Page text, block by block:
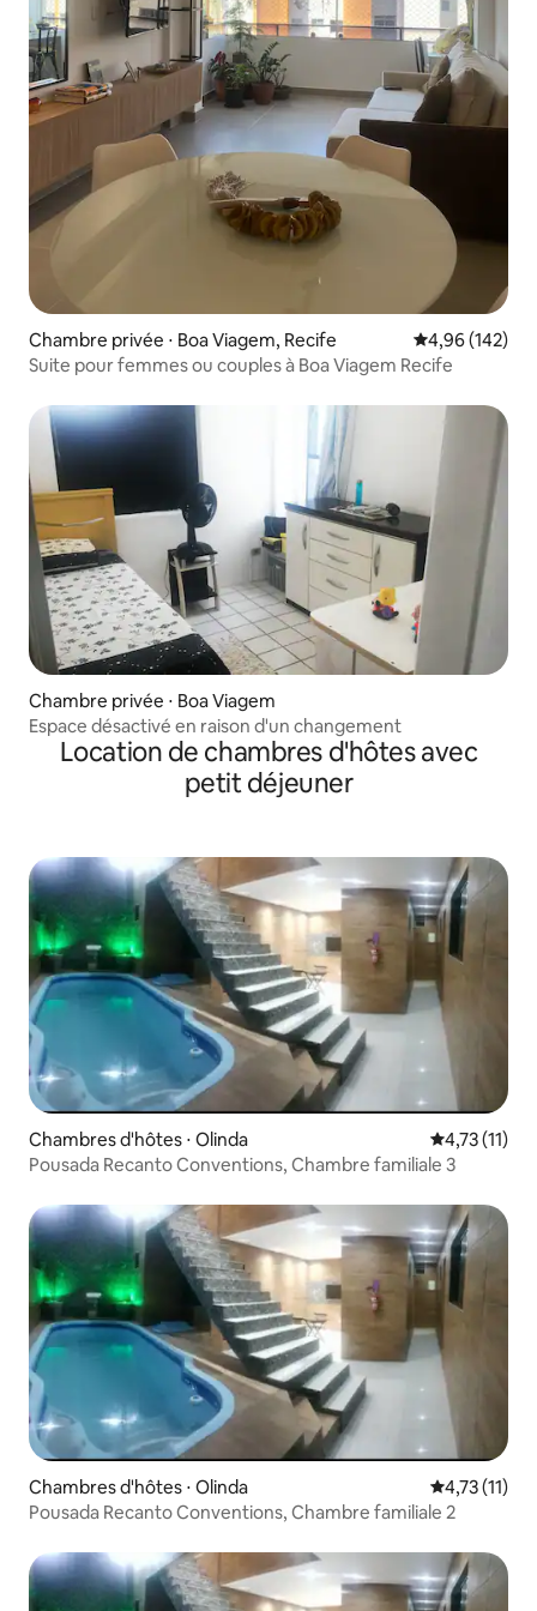
Chambre privée ⋅ Boa Viagem, Recife Évaluation
4,96 (142)
Suite pour femmes ou couples à Boa Viagem Recife
Chambre privée ⋅ Boa Viagem
Espace désactivé en raison d'un changement
Location de chambres d'hôtes avec
petit déjeuner
Chambres d'hôtes ⋅ Olinda Évaluation
4,73 (11)
Pousada Recanto Conventions, Chambre familiale 3
Chambres d'hôtes ⋅ Olinda Évaluation
4,73 (11)
Pousada Recanto Conventions, Chambre familiale 2